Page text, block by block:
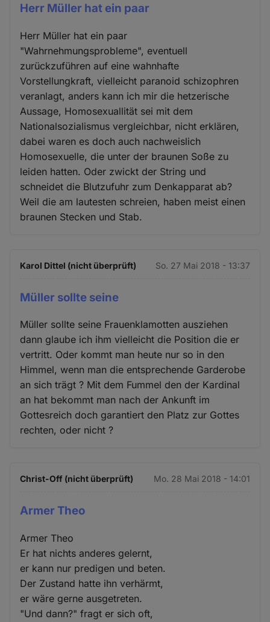
Herr Müller hat ein paar
Herr Müller hat ein paar
"Wahrnehmungsprobleme", eventuell
zurückzuführen auf eine wahnhafte
Vorstellungkraft, vielleicht paranoid schizophren
veranlagt, anders kann ich mir die hetzerische
Aussage, Homosexuallität sei mit dem
Nationalsozialismus vergleichbar, nicht erklären,
dabei waren es doch auch nachweislich
Homosexuelle, die unter der braunen Soße zu
leiden hatten. Oder zwickt der String und
schneidet die Blutzufuhr zum Denkapparat ab?
Weil die am lautesten schreien, haben meist einen
braunen Stecken und Stab.
Karol Dittel (nicht überprüft) So. 27 Mai 2018 - 13:37
Müller sollte seine
Müller sollte seine Frauenklamotten ausziehen
dann glaube ich ihm vielleicht die Position die er
vertritt. Oder kommt man heute nur so in den
Himmel, wenn man die entsprechende Garderobe
an sich trägt ? Mit dem Fummel den der Kardinal
an hat bekommt man nach der Ankunft im
Gottesreich doch garantiert den Platz zur Gottes
rechten, oder nicht ?
Christ-Off (nicht überprüft) Mo. 28 Mai 2018 - 14:01
Armer Theo
Armer Theo
Er hat nichts anderes gelernt,
er kann nur predigen und beten.
Der Zustand hatte ihn verhärmt,
er wäre gerne ausgetreten.
"Und dann?" fragt er sich oft,